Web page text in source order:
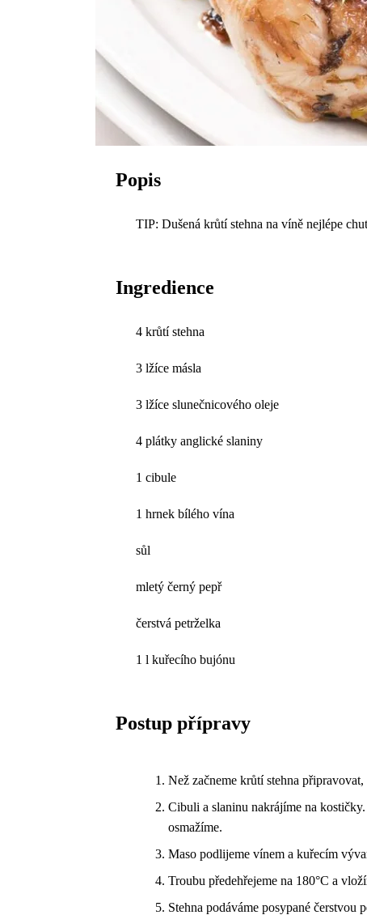
Popis
TIP: Dušená krůtí stehna na víně nejlépe
Ingredience
4 krůtí stehna
3 lžíce másla
3 lžíce slunečnicového oleje
4 plátky anglické slaniny
1 cibule
1 hrnek bílého vína
sůl
mletý černý pepř
čerstvá petrželka
1 l kuřecího bujónu
Postup přípravy
Než začneme krůtí stehna
Cibuli a slaninu nakrájíme na
osmažíme.
Maso podlijeme vínem a kuřecím
Troubu předehřejeme na 180°C a
Stehna podáváme posypané čerstvou